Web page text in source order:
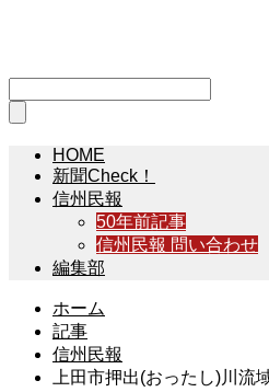
HOME
新聞Check！
信州民報
50年前記事
信州民報 問い合わせ
編集部
ホーム
記事
信州民報
上田市押出(おったし)川